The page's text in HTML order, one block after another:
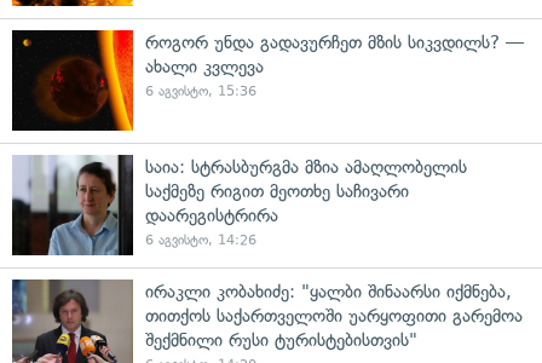
როგორ უნდა გადავურჩეთ მზის სიკვდილს? —
ახალი კვლევა
6 აგვისტო, 15:36
საია: სტრასბურგმა მზია ამაღლობელის
საქმეზე რიგით მეოთხე საჩივარი
დაარეგისტრირა
6 აგვისტო, 14:26
ირაკლი კობახიძე: "ყალბი შინაარსი იქმნება,
თითქოს საქართველოში უარყოფითი გარემოა
შექმნილი რუსი ტურისტებისთვის"